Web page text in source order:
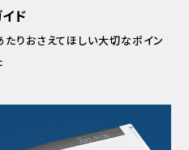
ド
りおさえてほしい大切なポイン